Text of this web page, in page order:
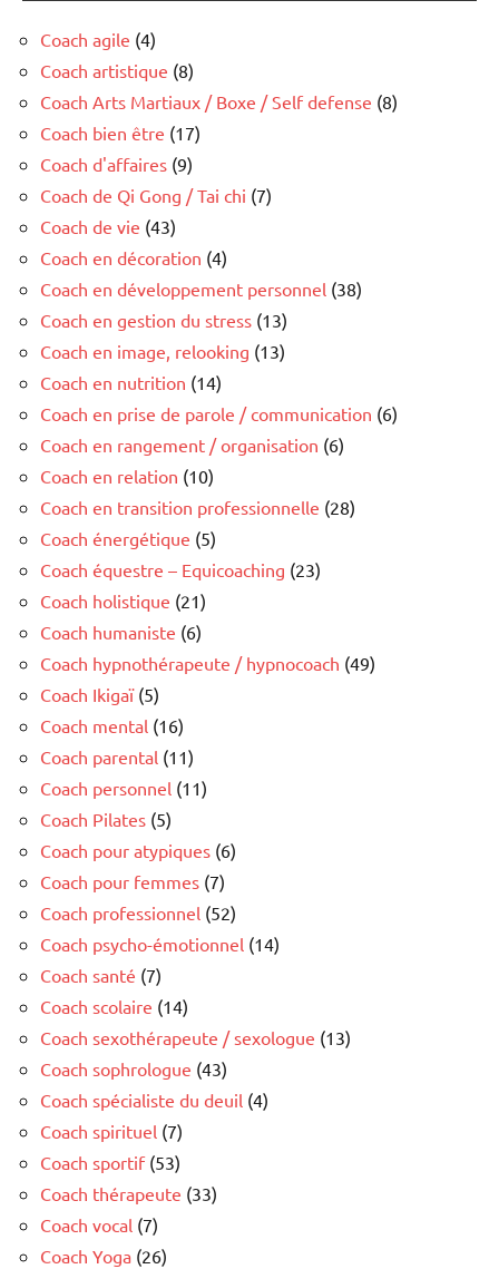
Coach agile (4)
Coach artistique (8)
Coach Arts Martiaux / Boxe / Self defense (8)
Coach bien être (17)
Coach d'affaires (9)
Coach de Qi Gong / Tai chi (7)
Coach de vie (43)
Coach en décoration (4)
Coach en développement personnel (38)
Coach en gestion du stress (13)
Coach en image, relooking (13)
Coach en nutrition (14)
Coach en prise de parole / communication (6)
Coach en rangement / organisation (6)
Coach en relation (10)
Coach en transition professionnelle (28)
Coach énergétique (5)
Coach équestre – Equicoaching (23)
Coach holistique (21)
Coach humaniste (6)
Coach hypnothérapeute / hypnocoach (49)
Coach Ikigaï(5)
Coach mental (16)
Coach parental (11)
Coach personnel (11)
Coach Pilates (5)
Coach pour atypiques (6)
Coach pour femmes (7)
Coach professionnel (52)
Coach psycho-émotionnel (14)
Coach santé (7)
Coach scolaire (14)
Coach sexothérapeute / sexologue (13)
Coach sophrologue (43)
Coach spécialiste du deuil (4)
Coach spirituel (7)
Coach sportif(53)
Coach thérapeute (33)
Coach vocal (7)
Coach Yoga (26)